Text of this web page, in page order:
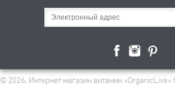
© 2026, Интернет магазин витамин